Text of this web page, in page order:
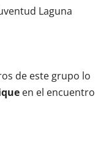
Laguna
de este grupo lo
en el encuentro